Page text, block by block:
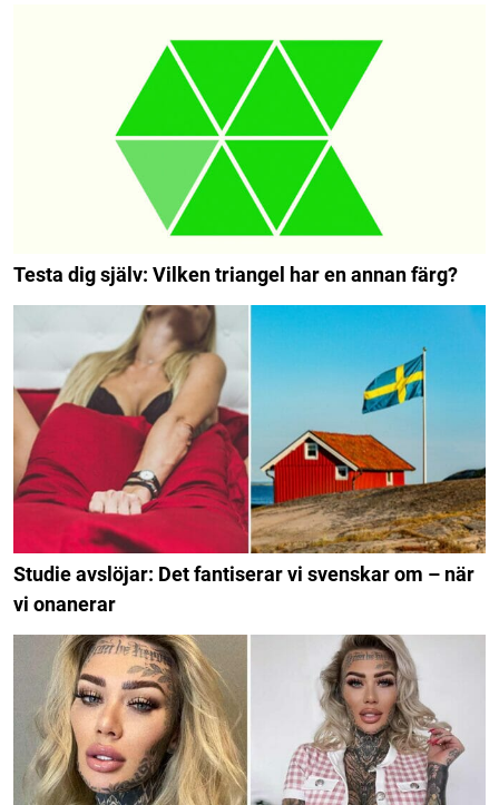
Testa dig själv: Vilken triangel har en annan färg?
Studie avslöjar: Det fantiserar vi svenskar om – när
vi onanerar